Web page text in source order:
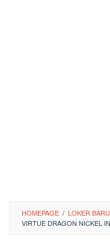
HOMEPAGE / LOKER BARU
VIRTUE DRAGON NICKEL